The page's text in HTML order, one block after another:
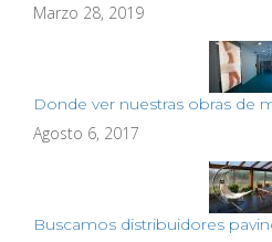
Marzo 28, 2019
Donde ver nuestras obras de
Agosto 6, 2017
Buscamos distribuidores